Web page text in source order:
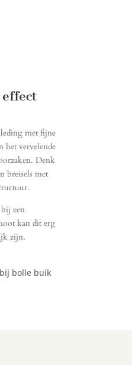
met fijne
het vervelende
Denk
breisels met
een
kan dit erg
zijn.